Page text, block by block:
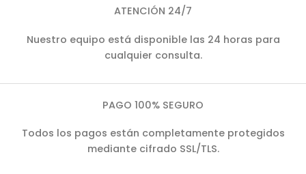
ATENCIÓN 24/7
Nuestro equipo está disponible las 24 horas para
cualquier consulta.
PAGO 100% SEGURO
Todos los pagos están completamente protegidos
mediante cifrado SSL/TLS.